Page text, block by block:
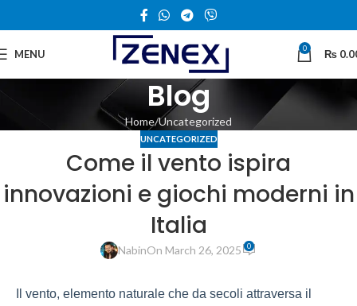
MENU 0 ₨
Blog
Home Uncategorized
UNCATEGORIZED
Come il vento ispira
innovazioni e giochi moderni in
Italia
NabinOn March 26, 2025 0
Il vento, elemento naturale che da secoli attraversa il